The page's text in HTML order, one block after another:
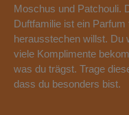
Moschus und Patchouli.
Duftfamilie ist ein
herausstechen willst. Du
viele Komplimente
was du trägst. Trage
dass du besonders bist.